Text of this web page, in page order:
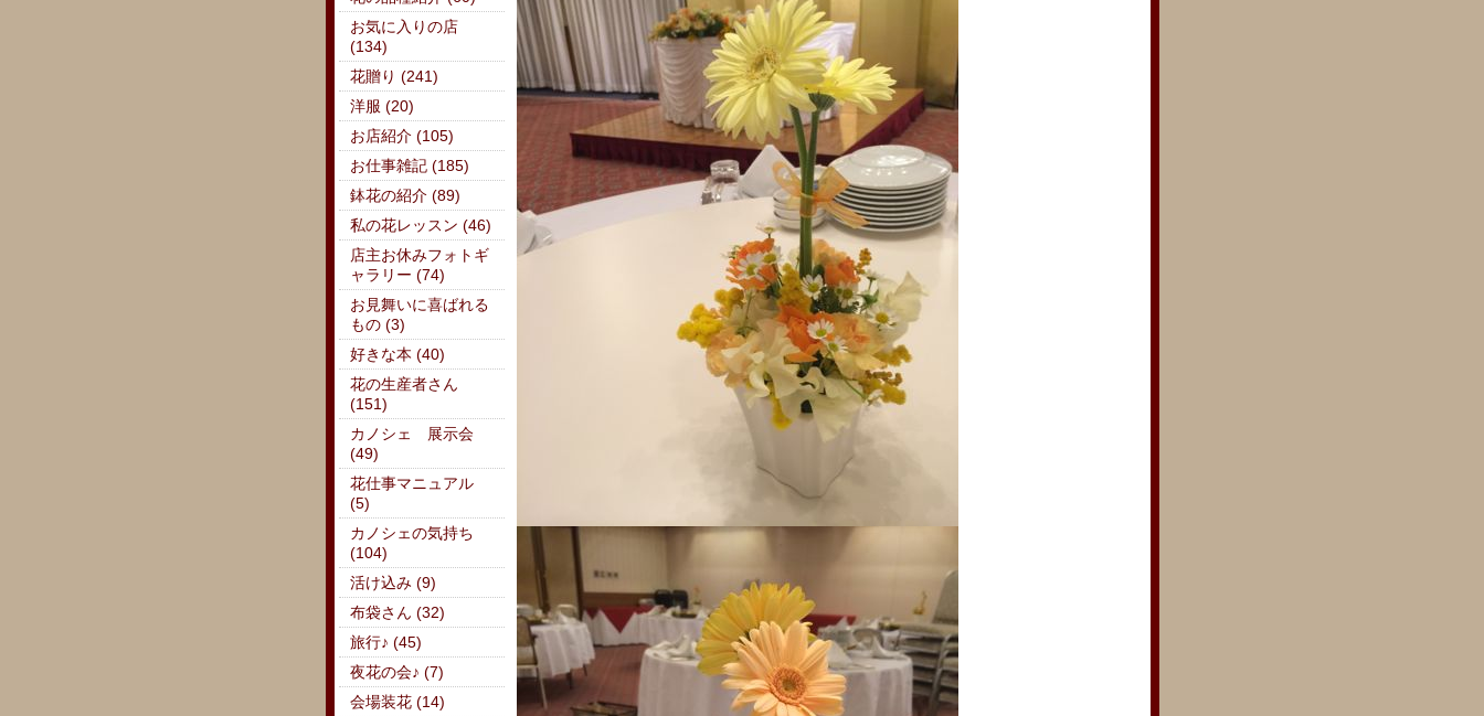
お気に入りの店
(134)
花贈り (241)
洋服 (20)
お店紹介 (105)
お仕事雑記 (185)
鉢花の紹介 (89)
私の花レッスン (46)
店主お休みフォトギ
ャラリー (74)
お見舞いに喜ばれる
もの (3)
好きな本 (40)
花の生産者さん
(151)
カノシェ 展示会
(49)
花仕事マニュアル
(5)
カノシェの気持ち
(104)
活け込み (9)
布袋さん (32)
旅行♪ (45)
夜花の会♪ (7)
会場装花 (14)